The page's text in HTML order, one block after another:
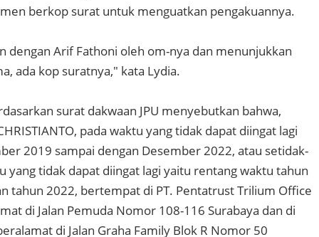
berkop surat untuk menguatkan pengakuannya.
dengan Arif Fathoni oleh om-nya dan menunjukkan
ada kop suratnya," kata Lydia.
surat dakwaan JPU menyebutkan bahwa,
pada waktu yang tidak dapat diingat lagi
2019 sampai dengan Desember 2022, atau setidak-
yang tidak dapat diingat lagi yaitu rentang waktu tahun
tahun 2022, bertempat di PT. Pentatrust Trilium Office
di Jalan Pemuda Nomor 108-116 Surabaya dan di
di Jalan Graha Family Blok R Nomor 50